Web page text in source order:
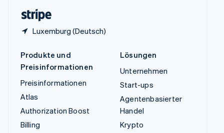
Luxemburg (Deutsch)
Produkte und
Preisinformationen
Preisinformationen
Atlas
Authorization Boost
Billing
Lösungen
Unternehmen
Start-ups
Agentenbasierter
Handel
Krypto